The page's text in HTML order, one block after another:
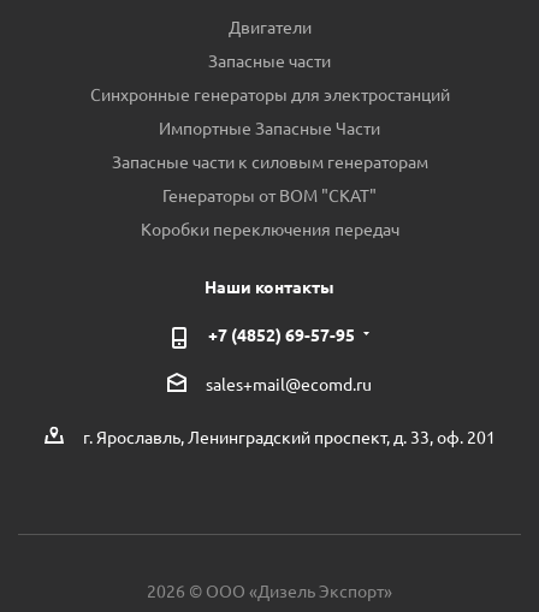
Двигатели
Запасные части
Синхронные генераторы для электростанций
Импортные Запасные Части
Запасные части к силовым генераторам
Генераторы от ВОМ "СКАТ"
Коробки переключения передач
Наши контакты
+7 (4852) 69-57-95
sales+mail@ecomd.ru
г. Ярославль, Ленинградский проспект, д. 33, оф. 201
2026 © ООО «Дизель Экспорт»